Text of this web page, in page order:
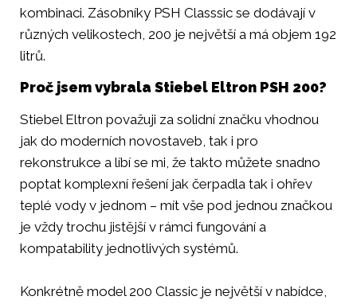
kombinaci. Zásobníky PSH Classsic se dodávají v
různých velikostech, 200 je největší a má objem 192
litrů.
Proč jsem vybrala Stiebel Eltron PSH 200?
Stiebel Eltron považuji za solidní značku vhodnou
jak do moderních novostaveb, tak i pro
rekonstrukce a líbí se mi, že takto můžete snadno
poptat komplexní řešení jak čerpadla tak i ohřev
teplé vody v jednom – mít vše pod jednou značkou
je vždy trochu jistější v rámci fungování a
kompatability jednotlivých systémů.
Konkrétně model 200 Classic je největší v nabídce,